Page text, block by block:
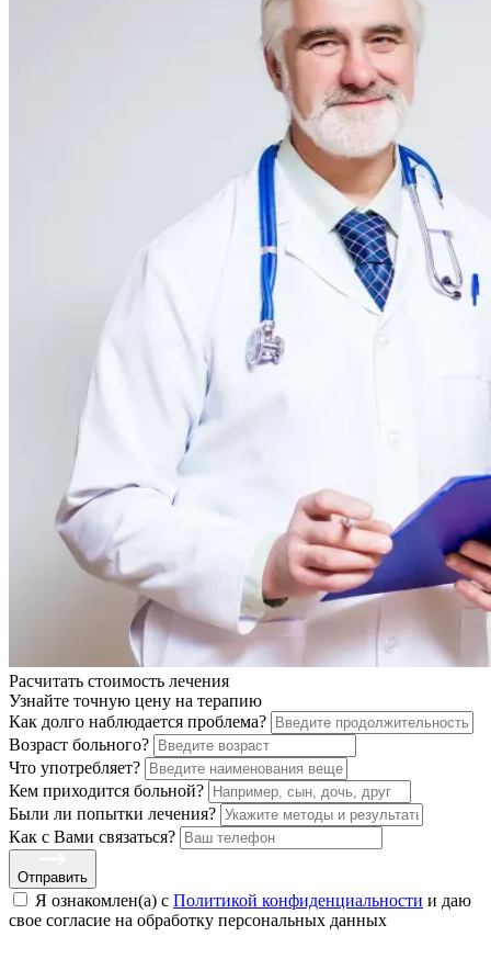
Расчитать стоимость лечения
Узнайте точную цену на терапию
Как долго наблюдается проблема?
Возраст больного?
Что употребляет?
Кем приходится больной?
Были ли попытки лечения?
Как с Вами связаться?
Отправить
Я ознакомлен(а) с Политикой конфиденциальности и даю
свое cогласие на обработку персональных данных